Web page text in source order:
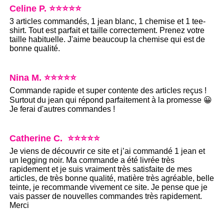
Celine P. ⭐⭐⭐⭐⭐
3 articles commandés, 1 jean blanc, 1 chemise et 1 tee-
shirt. Tout est parfait et taille correctement. Prenez votre
taille habituelle. J'aime beaucoup la chemise qui est de
bonne qualité.
Nina M. ⭐⭐⭐⭐⭐
Commande rapide et super contente des articles reçus !
Surtout du jean qui répond parfaitement à la promesse 😀
Je ferai d'autres commandes !
Catherine C. ⭐⭐⭐⭐⭐
Je viens de découvrir ce site et j’ai commandé 1 jean et
un legging noir. Ma commande a été livrée très
rapidement et je suis vraiment très satisfaite de mes
articles, de très bonne qualité, matière très agréable, belle
teinte, je recommande vivement ce site. Je pense que je
vais passer de nouvelles commandes très rapidement.
Merci